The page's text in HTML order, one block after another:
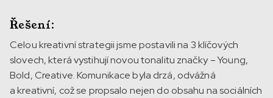
Řešení:
Celou kreativní strategii jsme postavili na 3 klíčových
slovech, která vystihují novou tonalitu značky–Young,
Bold, Creative. Komunikace byla drzá, odvážná
a kreativní, což se propsalo nejen do obsahu na sociálních